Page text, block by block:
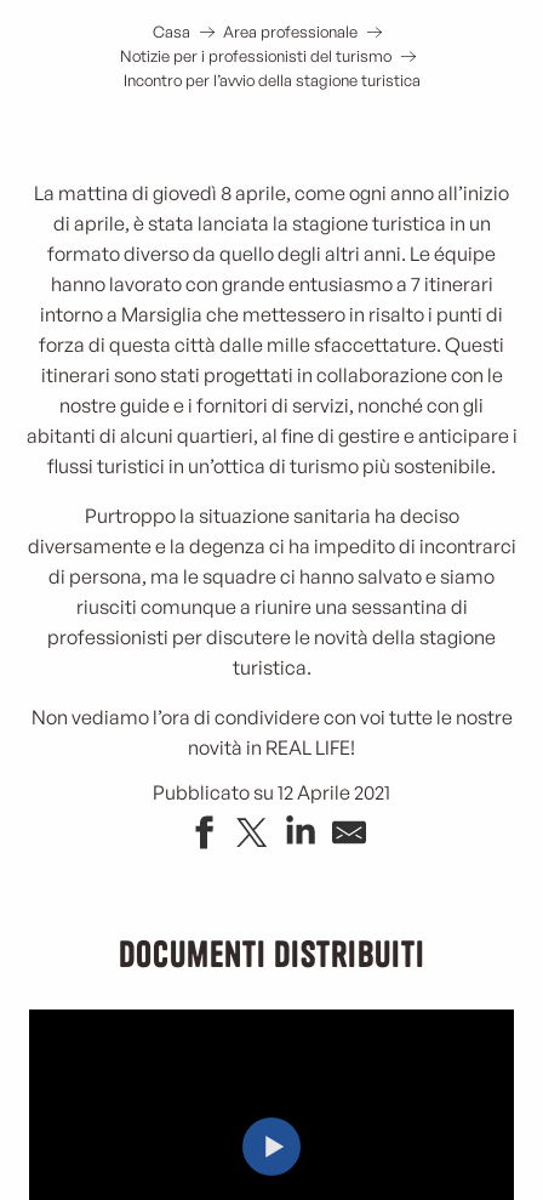
Casa
Area professionale
Notizie per i professionisti del turismo
Incontro per l’avvio della stagione turistica
La mattina di giovedì 8 aprile, come ogni anno all’inizio
di aprile, è stata lanciata la stagione turistica in un
formato diverso da quello degli altri anni. Le équipe
hanno lavorato con grande entusiasmo a 7 itinerari
intorno a Marsiglia che mettessero in risalto i punti di
forza di questa città dalle mille sfaccettature. Questi
itinerari sono stati progettati in collaborazione con le
nostre guide e i fornitori di servizi, nonché con gli
abitanti di alcuni quartieri, al fine di gestire e anticipare i
flussi turistici in un’ottica di turismo più sostenibile.
Purtroppo la situazione sanitaria ha deciso
diversamente e la degenza ci ha impedito di incontrarci
di persona, ma le squadre ci hanno salvato e siamo
riusciti comunque a riunire una sessantina di
professionisti per discutere le novità della stagione
turistica.
Non vediamo l’ora di condividere con voi tutte le nostre
novità in REAL LIFE!
Pubblicato su 12 Aprile 2021
Documenti distribuiti